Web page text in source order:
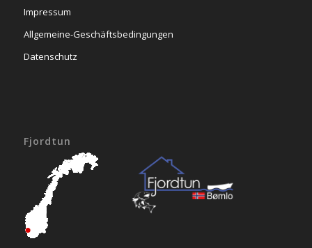
Impressum
Allgemeine-Geschäftsbedingungen
Datenschutz
Fjordtun